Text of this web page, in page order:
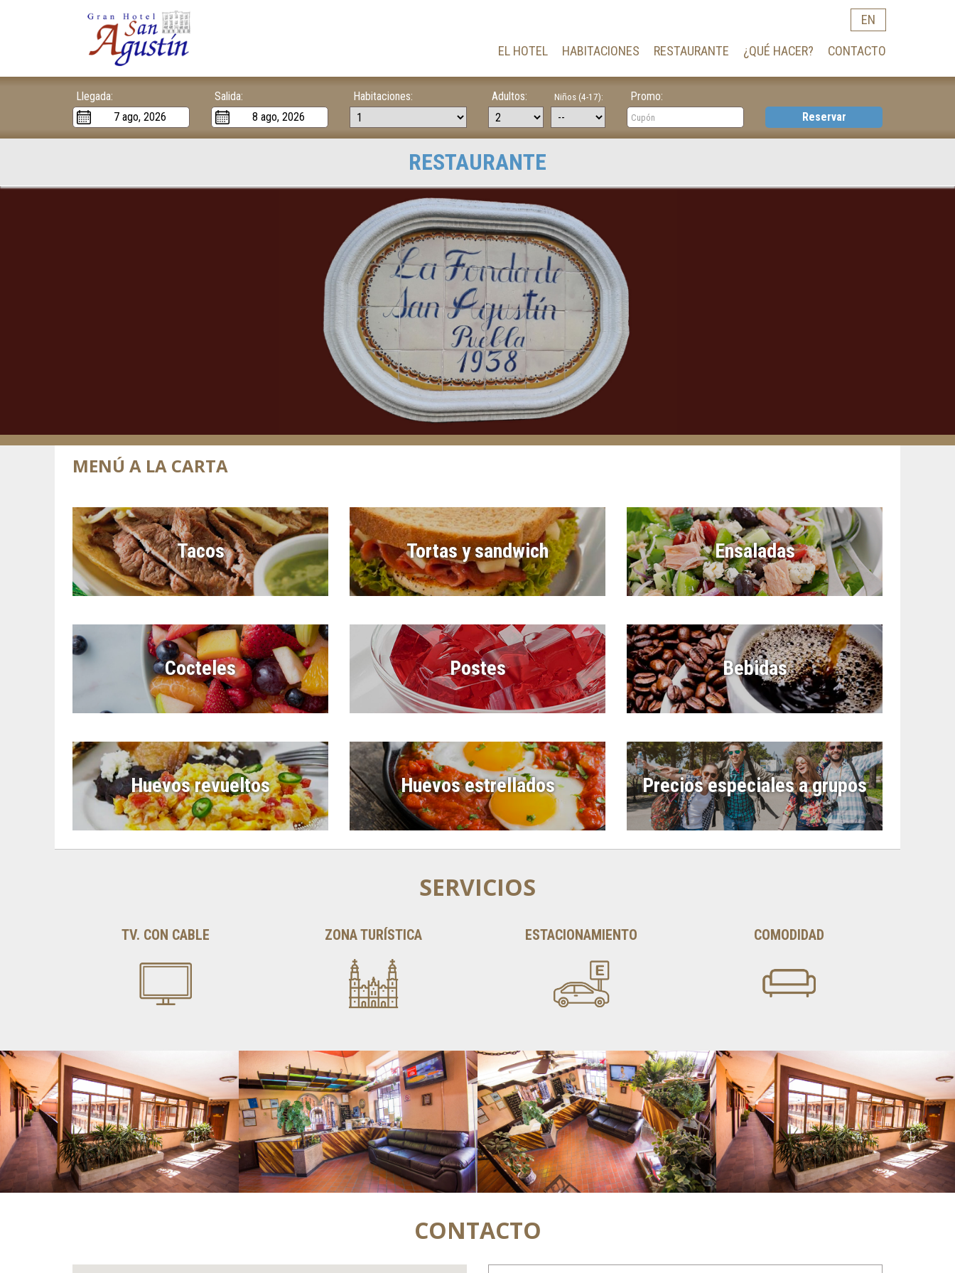
EL HOTEL HABITACIONES RESTAURANTE ¿QUÉ HACER? CONTACTO
EN
Llegada: Salida: Habitaciones: Adultos: Niños (4-17):
Promo:
Reservar
RESTAURANTE
MENÚ A LA CARTA
Tacos Tortas y sandwich Ensaladas
Cocteles Postes Bebidas
Huevos revueltos Huevos estrellados Precios especiales a grupos
SERVICIOS
TV. CON CABLE ZONA TURÍSTICA ESTACIONAMIENTO COMODIDAD
CONTACTO